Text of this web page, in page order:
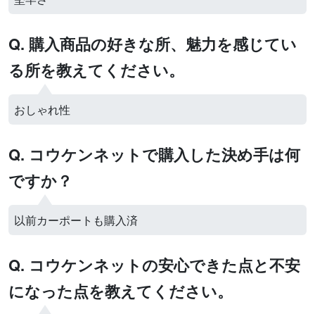
Q. 購入商品の好きな所、魅力を感じてい
る所を教えてください。
おしゃれ性
Q. コウケンネットで購入した決め手は何
ですか？
以前カーポートも購入済
Q. コウケンネットの安心できた点と不安
になった点を教えてください。